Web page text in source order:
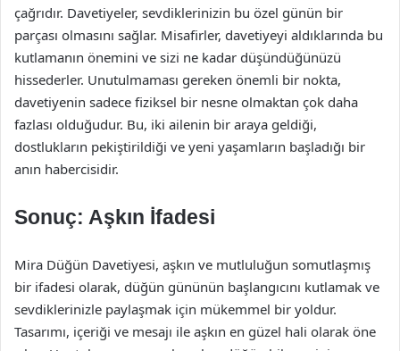
çağrıdır. Davetiyeler, sevdiklerinizin bu özel günün bir
parçası olmasını sağlar. Misafirler, davetiyeyi aldıklarında bu
kutlamanın önemini ve sizi ne kadar düşündüğünüzü
hissederler. Unutulmaması gereken önemli bir nokta,
davetiyenin sadece fiziksel bir nesne olmaktan çok daha
fazlası olduğudur. Bu, iki ailenin bir araya geldiği,
dostlukların pekiştirildiği ve yeni yaşamların başladığı bir
anın habercisidir.
Sonuç: Aşkın İfadesi
Mira Düğün Davetiyesi, aşkın ve mutluluğun somutlaşmış
bir ifadesi olarak, düğün gününün başlangıcını kutlamak ve
sevdiklerinizle paylaşmak için mükemmel bir yoldur.
Tasarımı, içeriği ve mesajı ile aşkın en güzel hali olarak öne